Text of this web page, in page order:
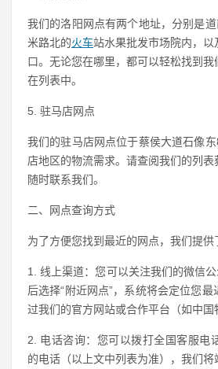
我们的洛阳网点有两个地址，分别是
米路北的火车站水果批发市场院内，
口。无论您在哪里，都可以轻松找到
在列表中。
5. 驻马店网点
我们的驻马店网点位于蔡侯大道石像
店地区的物流需求。请查阅我们的列
随时联系我们。
二、网点查询方式
为了方便您找到最近的网点，我们提供
1. 线上渠道：您可以关注我们的微信
后选择“附近网点”，系统将会定位您
过我们的官方网站或合作平台（如中国
2. 电话咨询：您可以拨打全国客服电
的电话（以上文中列表为准），我们将